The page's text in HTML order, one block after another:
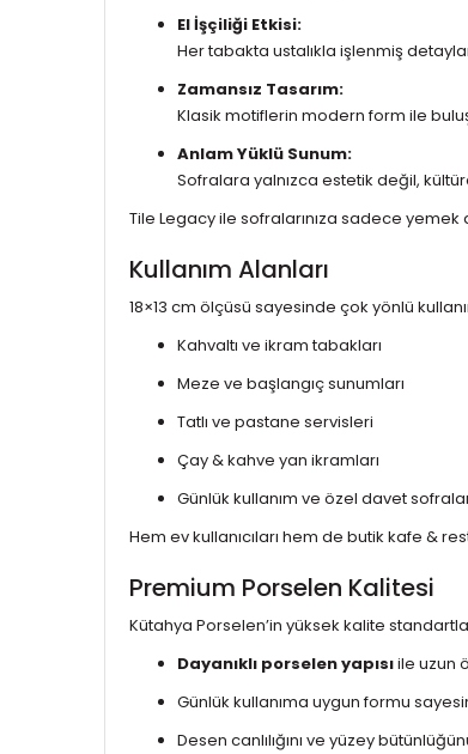
El İşçiliği Etkisi:
Her tabakta ustalıkla işlenmiş
Zamansız Tasarım:
Klasik motiflerin modern form ile
Anlam Yüklü Sunum:
Sofralara yalnızca estetik değil,
Tile Legacy ile sofralarınıza sadece yemek
Kullanım Alanları
18×13 cm ölçüsü sayesinde çok yönlü
Kahvaltı ve ikram tabakları
Meze ve başlangıç sunumları
Tatlı ve pastane servisleri
Çay & kahve yan ikramları
Günlük kullanım ve özel davet
Hem ev kullanıcıları hem de butik kafe &
Premium Porselen Kalitesi
Kütahya Porselen’in yüksek kalite
Dayanıklı porselen yapısıile uzun
Günlük kullanıma uygun formu
Desen canlılığını ve yüzey